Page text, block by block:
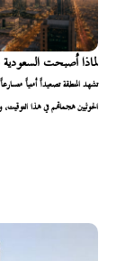
لماذا أصبحت
تشهد المنطقة تصعيداً أمنياً
الحوثيين هجماتهم في هذا التوقيت،